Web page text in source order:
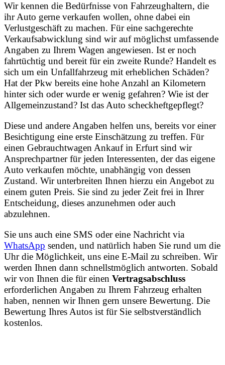
Wir kennen die Bedürfnisse von Fahrzeughaltern, die
ihr Auto gerne verkaufen wollen, ohne dabei ein
Verlustgeschäft zu machen. Für eine sachgerechte
Verkaufsabwicklung sind wir auf möglichst umfassende
Angaben zu Ihrem Wagen angewiesen. Ist er noch
fahrtüchtig und bereit für ein zweite Runde? Handelt es
sich um ein Unfallfahrzeug mit erheblichen Schäden?
Hat der Pkw bereits eine hohe Anzahl an Kilometern
hinter sich oder wurde er wenig gefahren? Wie ist der
Allgemeinzustand? Ist das Auto scheckheftgepflegt?
Diese und andere Angaben helfen uns, bereits vor einer
Besichtigung eine erste Einschätzung zu treffen. Für
einen Gebrauchtwagen Ankauf in Erfurt sind wir
Ansprechpartner für jeden Interessenten, der das eigene
Auto verkaufen möchte, unabhängig von dessen
Zustand. Wir unterbreiten Ihnen hierzu ein Angebot zu
einem guten Preis. Sie sind zu jeder Zeit frei in Ihrer
Entscheidung, dieses anzunehmen oder auch
abzulehnen.
Sie uns auch eine SMS oder eine Nachricht via
WhatsApp senden, und natürlich haben Sie rund um die
Uhr die Möglichkeit, uns eine E-Mail zu schreiben. Wir
werden Ihnen dann schnellstmöglich antworten. Sobald
wir von Ihnen die für einen Vertragsabschluss
erforderlichen Angaben zu Ihrem Fahrzeug erhalten
haben, nennen wir Ihnen gern unsere Bewertung. Die
Bewertung Ihres Autos ist für Sie selbstverständlich
kostenlos.